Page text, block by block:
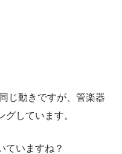
じ動きですが、管楽器
しています。
ていますね？